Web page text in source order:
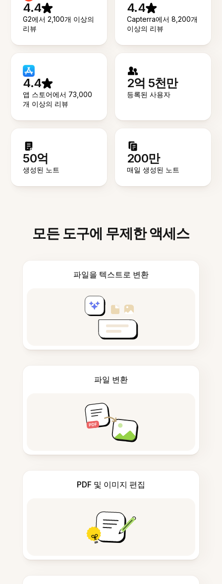
4.4
G2에서 2,100개 이상의
리뷰
4.4
Capterra에서 8,200개
이상의 리뷰
4.4
앱 스토어에서 73,000
개 이상의 리뷰
2억 5천만
등록된 사용자
50억
생성된 노트
200만
매일 생성된 노트
모든 도구에 무제한 액세스
파일을 텍스트로 변환
파일 변환
PDF 및 이미지 편집